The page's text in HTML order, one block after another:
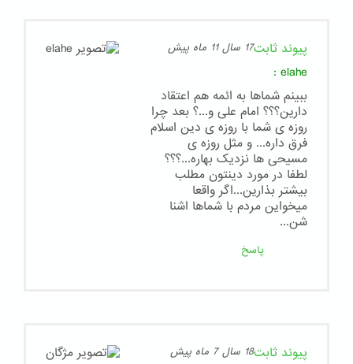
پیوند ثابت17 سال 11 ماه پیش
elahe
:
ببینم شماها به ائمه هم اعتقاد
دارین؟؟؟ امام علی و...؟ بعد چرا
روزه ی شما با روزه ی دین اسلام
فرق داره... و مثل روزه ی
مسیحی ها نزدیک بهاره...؟؟؟
لطفا در مورد دینتون مطلب
بیشتر بذارین...اگر واقعا
میخواین مردم با شماها اشنا
شن...
پاسخ
پیوند ثابت18 سال 7 ماه پیش